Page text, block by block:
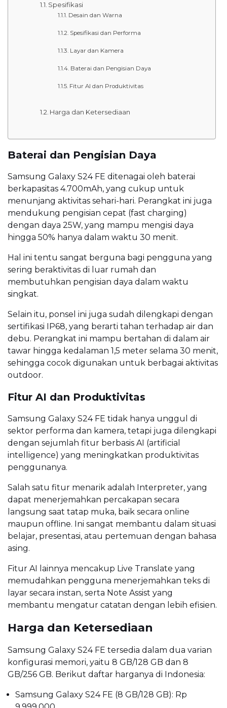
Spesifikasi
Desain dan Warna
Spesifikasi dan Performa
Layar dan Kamera
Baterai dan Pengisian Daya
Fitur AI dan Produktivitas
Harga dan Ketersediaan
Baterai dan Pengisian Daya
Samsung Galaxy S24 FE ditenagai oleh baterai
berkapasitas 4.700mAh, yang cukup untuk
menunjang aktivitas sehari-hari. Perangkat ini juga
mendukung pengisian cepat (fast charging)
dengan daya 25W, yang mampu mengisi daya
hingga 50% hanya dalam waktu 30 menit.
Hal ini tentu sangat berguna bagi pengguna yang
sering beraktivitas di luar rumah dan
membutuhkan pengisian daya dalam waktu
singkat.
Selain itu, ponsel ini juga sudah dilengkapi dengan
sertifikasi IP68, yang berarti tahan terhadap air dan
debu. Perangkat ini mampu bertahan di dalam air
tawar hingga kedalaman 1,5 meter selama 30 menit,
sehingga cocok digunakan untuk berbagai aktivitas
outdoor.
Fitur AI dan Produktivitas
Samsung Galaxy S24 FE tidak hanya unggul di
sektor performa dan kamera, tetapi juga dilengkapi
dengan sejumlah fitur berbasis AI (artificial
intelligence) yang meningkatkan produktivitas
penggunanya.
Salah satu fitur menarik adalah Interpreter, yang
dapat menerjemahkan percakapan secara
langsung saat tatap muka, baik secara online
maupun offline. Ini sangat membantu dalam situasi
belajar, presentasi, atau pertemuan dengan bahasa
asing.
Fitur AI lainnya mencakup Live Translate yang
memudahkan pengguna menerjemahkan teks di
layar secara instan, serta Note Assist yang
membantu mengatur catatan dengan lebih efisien.
Harga dan Ketersediaan
Samsung Galaxy S24 FE tersedia dalam dua varian
konfigurasi memori, yaitu 8 GB/128 GB dan 8
GB/256 GB. Berikut daftar harganya di Indonesia:
Samsung Galaxy S24 FE (8 GB/128 GB): Rp